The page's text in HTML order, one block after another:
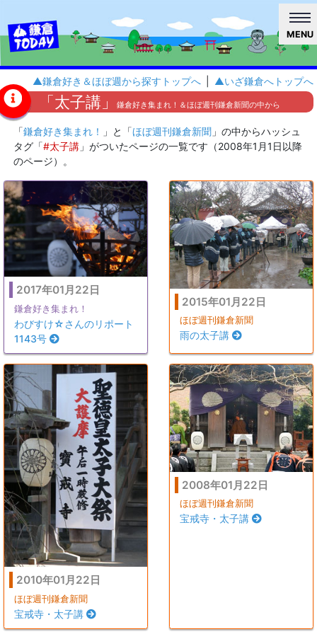
MENU
▲鎌倉好き＆ほぼ週から探すトップへ ▲いざ鎌倉へトップへ
「太子講」 鎌倉好き集まれ！＆ほぼ週刊鎌倉新聞の中から
「鎌倉好き集まれ！ 」と「ほぼ週刊鎌倉新聞 」の中からハッシュ
タグ「#太子講 」がついたページの一覧です（2008年1月1日以降
のページ）。
2017年01月22日
鎌倉好き集まれ！
わびすけ☆さんのリポート
1143号
2015年01月22日
ほぼ週刊鎌倉新聞
雨の太子講
2010年01月22日
ほぼ週刊鎌倉新聞
宝戒寺・太子講
2008年01月22日
ほぼ週刊鎌倉新聞
宝戒寺・太子講